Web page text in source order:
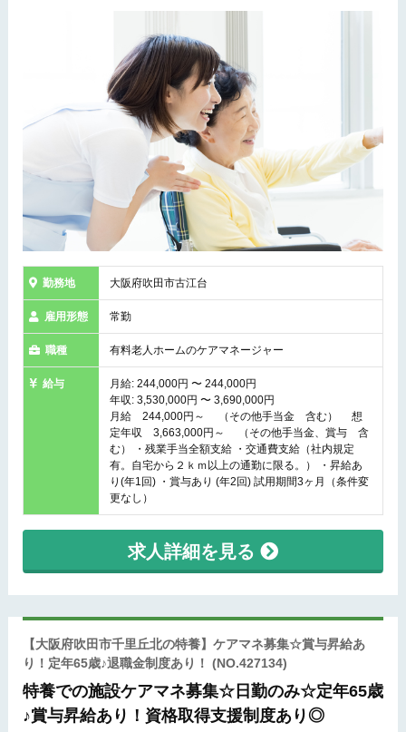
勤務地 大阪府吹田市古江台
雇用形態 常勤
職種 有料老人ホームのケアマネージャー
給与
月給: 244,000円 〜 244,000円
年収: 3,530,000円 〜 3,690,000円
月給 244,000円～ （その他手当金 含む） 想
定年収 3,663,000円～ （その他手当金、賞与 含
む） ・残業手当全額支給 ・交通費支給（社内規定
有。自宅から２ｋｍ以上の通勤に限る。） ・昇給あ
り(年1回) ・賞与あり (年2回) 試用期間3ヶ月（条件変
更なし）
求人詳細を見る
【大阪府吹田市千里丘北の特養】ケアマネ募集☆賞与昇給あ
り！定年65歳♪退職金制度あり！ (NO.427134)
特養での施設ケアマネ募集☆日勤のみ☆定年65歳
♪賞与昇給あり！資格取得支援制度あり◎